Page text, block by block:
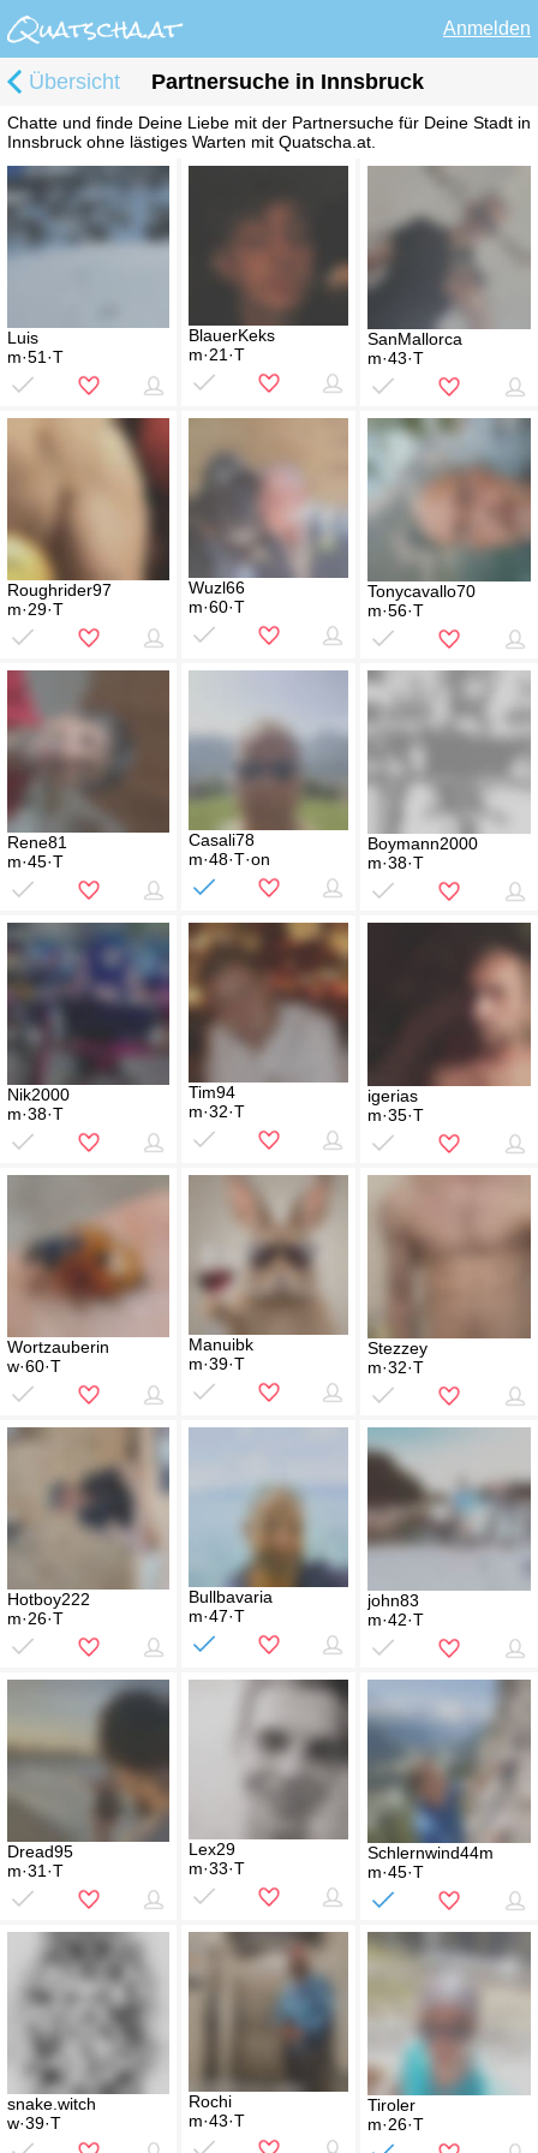
Anmelden
Übersicht Partnersuche in Innsbruck
Chatte und finde Deine Liebe mit der Partnersuche für Deine Stadt in
Innsbruck ohne lästiges Warten mit Quatscha.at.
Luis
m·51·T
BlauerKeks
m·21·T
SanMallorca
m·43·T
Roughrider97
m·29·T
Wuzl66
m·60·T
Tonycavallo70
m·56·T
Rene81
m·45·T
Casali78
m·48·T·on
Boymann2000
m·38·T
Nik2000
m·38·T
Tim94
m·32·T
igerias
m·35·T
Wortzauberin
w·60·T
Manuibk
m·39·T
Stezzey
m·32·T
Hotboy222
m·26·T
Bullbavaria
m·47·T
john83
m·42·T
Dread95
m·31·T
Lex29
m·33·T
Schlernwind44m
m·45·T
snake.witch
w·39·T
Rochi
m·43·T
Tiroler
m·26·T